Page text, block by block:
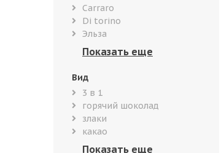
Carraro
Di torino
Эльза
Вид
3 в 1
горячий шоколад
злаки
какао